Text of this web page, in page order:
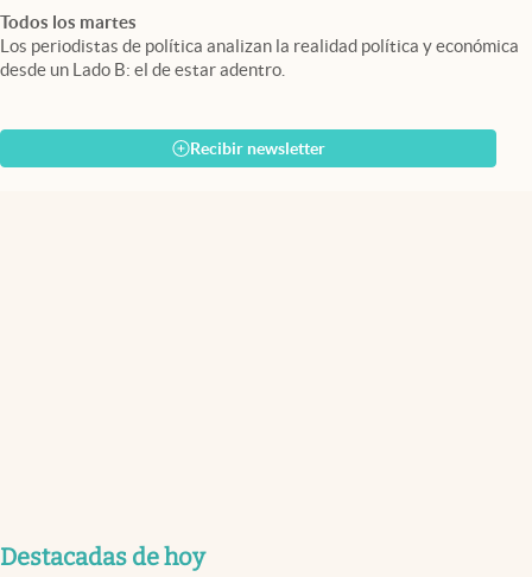
Todos los martes
Los periodistas de política analizan la realidad política y económica
desde un Lado B: el de estar adentro.
Recibir newsletter
Destacadas de hoy